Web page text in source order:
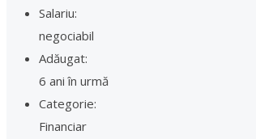
Salariu:
negociabil
Adăugat:
6 ani în urmă
Categorie:
Financiar